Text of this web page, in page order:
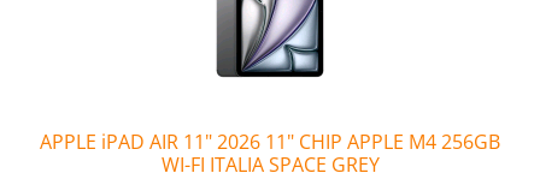
APPLE iPAD AIR 11" 2026 11" CHIP APPLE M4 256GB
WI-FI ITALIA SPACE GREY